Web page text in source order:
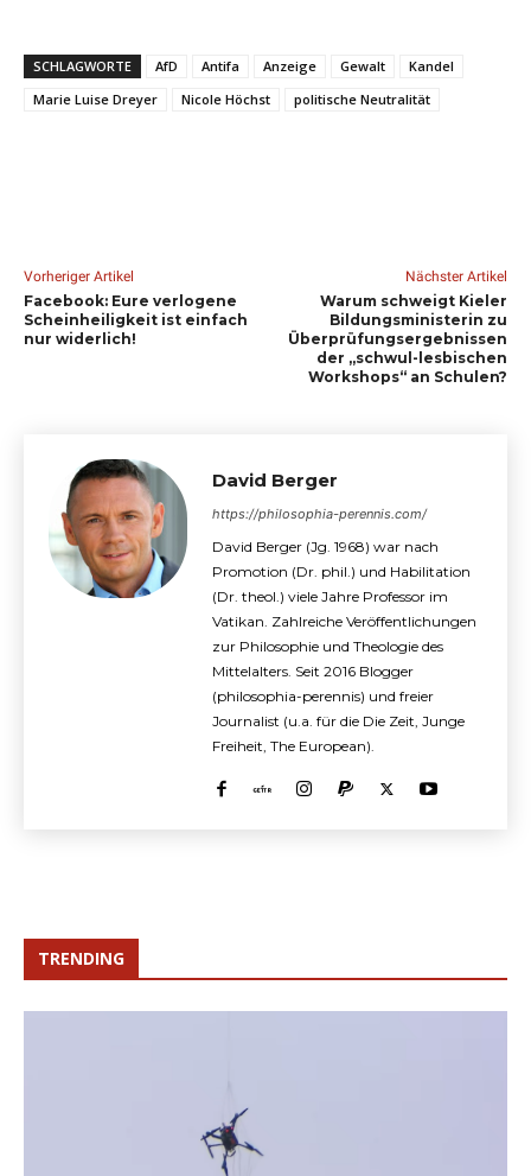
SCHLAGWORTE AfD Antifa Anzeige Gewalt
Kandel
Marie Luise Dreyer
Nicole Höchst politische Neutralität
Vorheriger Artikel
Facebook: Eure verlogene
Scheinheiligkeit ist einfach
nur widerlich!
Nächster Artikel
Warum schweigt Kieler
Bildungsministerin zu
Überprüfungsergebnissen
der „schwul-lesbischen
Workshops“ an Schulen?
David Berger
https://philosophia-perennis.com/
David Berger (Jg. 1968) war nach
Promotion (Dr. phil.) und Habilitation
(Dr. theol.) viele Jahre Professor im
Vatikan. Zahlreiche Veröffentlichungen
zur Philosophie und Theologie des
Mittelalters. Seit 2016 Blogger
(philosophia-perennis) und freier
Journalist (u.a. für die Die Zeit, Junge
Freiheit, The European).
TRENDING